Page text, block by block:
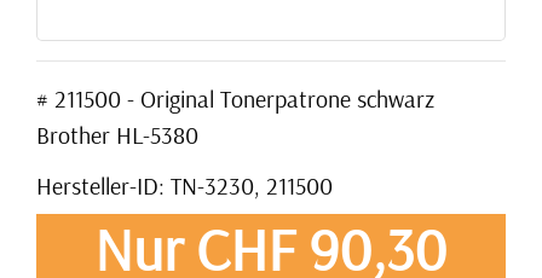
# 211500 - Original Tonerpatrone schwarz
Brother HL-5380
Hersteller-ID: TN-3230, 211500
Nur CHF 90,30